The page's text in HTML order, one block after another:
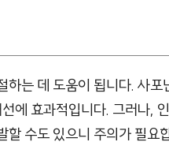
하는 데 도움이 됩니다. 사
에 효과적입니다. 그러나,
할 수도 있으니 주의가 필요